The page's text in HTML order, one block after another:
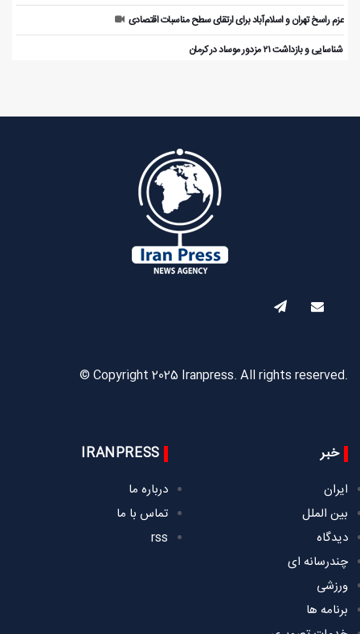
عزم راسخ تهران و اسلام‌آباد برای ارتقای سطح مناسبات اقتصادی
️ شناسایی و بازداشت ۲۱ مزدور موساد در کرمان
© Copyright 2025 Iranpress. All rights reserved.
خبر
ایران
بین الملل
دیدگاه
چندرسانه ای
ورزشی
برنامه ها
IRANPRESS
درباره ما
تماس با ما
rss